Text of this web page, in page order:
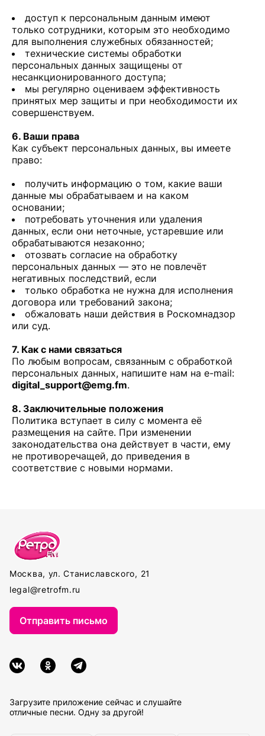
доступ к персональным данным имеют
только сотрудники, которым это необходимо
для выполнения служебных обязанностей;
технические системы обработки
персональных данных защищены от
несанкционированного доступа;
мы регулярно оцениваем эффективность
принятых мер защиты и при необходимости их
совершенствуем.
6. Ваши права
Как субъект персональных данных, вы имеете
право:
получить информацию о том, какие ваши
данные мы обрабатываем и на каком
основании;
потребовать уточнения или удаления
данных, если они неточные, устаревшие или
обрабатываются незаконно;
отозвать согласие на обработку
персональных данных — это не повлечёт
негативных последствий, если
только обработка не нужна для исполнения
договора или требований закона;
обжаловать наши действия в Роскомнадзор
или суд.
7. Как с нами связаться
По любым вопросам, связанным с обработкой
персональных данных, напишите нам на e-mail:
digital_support@emg.fm.
8. Заключительные положения
Политика вступает в силу с момента её
размещения на сайте. При изменении
законодательства она действует в части, ему
не противоречащей, до приведения в
соответствие с новыми нормами.
Москва, ул. Станиславского, 21
legal@retrofm.ru
Загрузите приложение сейчас и слушайте
отличные песни. Одну за другой!
Отправить письмо